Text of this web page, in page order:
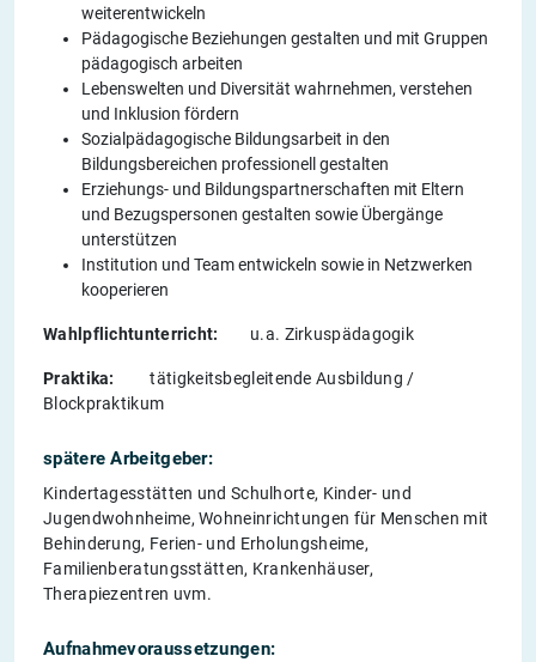
weiterentwickeln
Pädagogische Beziehungen gestalten und mit Gruppen
pädagogisch arbeiten
Lebenswelten und Diversität wahrnehmen, verstehen
und Inklusion fördern
Sozialpädagogische Bildungsarbeit in den
Bildungsbereichen professionell gestalten
Erziehungs- und Bildungspartnerschaften mit Eltern
und Bezugspersonen gestalten sowie Übergänge
unterstützen
Institution und Team entwickeln sowie in Netzwerken
kooperieren
Wahlpflichtunterricht: u.a. Zirkuspädagogik
Praktika:
tätigkeitsbegleitende Ausbildung /
Blockpraktikum
spätere Arbeitgeber:
Kindertagesstätten und Schulhorte, Kinder- und
Jugendwohnheime, Wohneinrichtungen für Menschen mit
Behinderung, Ferien- und Erholungsheime,
Familienberatungsstätten, Krankenhäuser,
Therapiezentren uvm.
Aufnahmevoraussetzungen: